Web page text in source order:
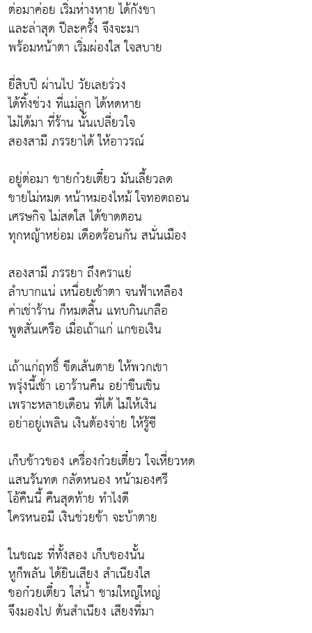
ต่อมาค่อย เริ่มห่างหาย ได้กังขา
และล่าสุด ปีละครั้ง จึงจะมา
พร้อมหน้าตา เริ่มผ่องใส ใจสบาย
ยี่สิบปี ผ่านไป วัยเลยร่วง
ได้ทิ้งช่วง ที่แม่ลูก ได้หดหาย
ไม่ได้มา ที่ร้าน นั้นเปลี่ยวใจ
สองสามี ภรรยาได้ ให้อาวรณ์
อยู่ต่อมา ขายก๋วยเตี๋ยว มันเลี้ยวลด
ขายไม่หมด หน้าหมองไหม้ ใจทอดถอน
เศรษกิจ ไม่สดใส ได้ขาดตอน
ทุกหญ้าหย่อม เดือดร้อนกัน สนั่นเมือง
สองสามี ภรรยา ถึงคราแย่
ลำบากแน่ เหนื่อยเข้าตา จนฟ้าเหลือง
ค่าเช่าร้าน ก็หมดสิ้น แทบกินเกลือ
พูดสั่นเครือ เมื่อเถ้าแก่ แกขอเงิน
เถ้าแก่ฤทธิ์ ขีดเส้นตาย ให้พวกเขา
พรุ่งนี้เช้า เอาร้านคืน อย่าขืนเขิน
เพราะหลายเดือน ที่ได้ ไม่ให้เงิน
อย่าอยู่เพลิน เงินต้องจ่าย ให้รู้ซี
เก็บข้าวของ เครื่องก๋วยเตี๋ยว ใจเหี่ยวหด
แสนรันทด กลัดหนอง หน้ามองศรี
โอ้คืนนี้ คืนสุดท้าย ทำไงดี
ใครหนอมี เงินช่วยข้า จะบ้าตาย
ในขณะ ที่ทั้งสอง เก็บของนั้น
หูก็พลัน ได้ยินเสียง สำเนียงใส
ขอก๋วยเตี๋ยว ใส่น้ำ ชามใหญ่ใหญ่
จึงมองไป ต้นสำเนียง เสียงที่มา